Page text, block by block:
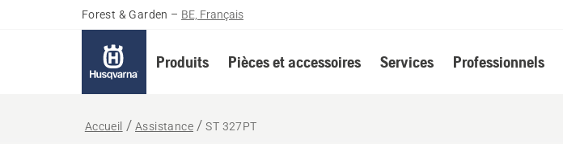
Forest & Garden – BE, Français
Produits Pièces et accessoires Services Professionnels
Accueil Assistance ST 327PT